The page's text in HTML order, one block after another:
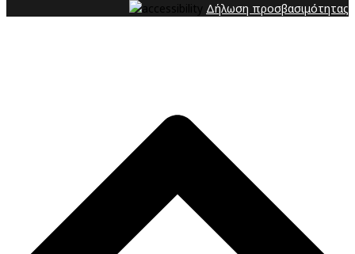
Δήλωση προσβασιμότητας